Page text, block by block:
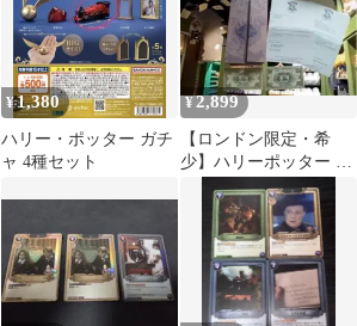
¥1,380
ハリー・ポッター ガチ
ャ 4種セット
¥2,899
【ロンドン限定・希
少】ハリーポッター ホ
グワーツ入学許可証＆
忍びの地図 セット